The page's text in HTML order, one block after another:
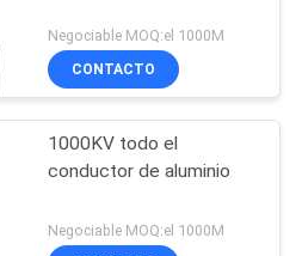
Negociable MOQ:el 1000M
CONTACTO
1000KV todo el
conductor de aluminio
Negociable MOQ:el 1000M